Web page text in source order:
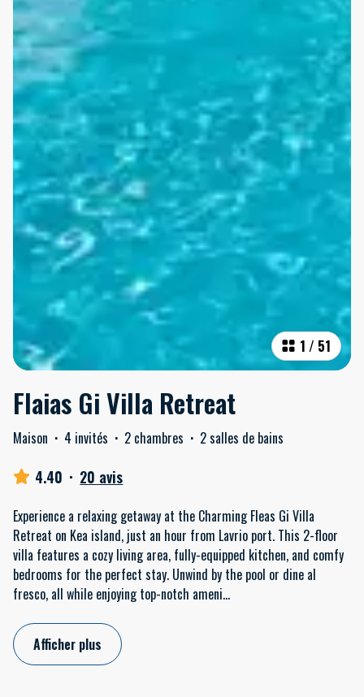
1 / 51
Flaias Gi Villa Retreat
Maison · 4 invités · 2 chambres · 2 salles de bains
4.40 · 20 avis
Experience a relaxing getaway at the Charming Fleas Gi Villa
Retreat on Kea island, just an hour from Lavrio port. This 2-floor
villa features a cozy living area, fully-equipped kitchen, and comfy
bedrooms for the perfect stay. Unwind by the pool or dine al
fresco, all while enjoying top-notch ameni...
Afficher plus